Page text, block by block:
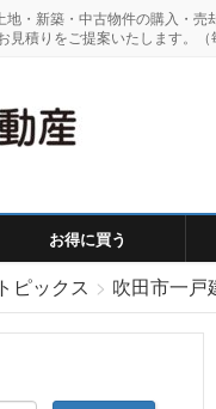
・新築・中古物件の購入・
積りをご提案いたします。（
お得に買う
ピックス 吹田市一戸